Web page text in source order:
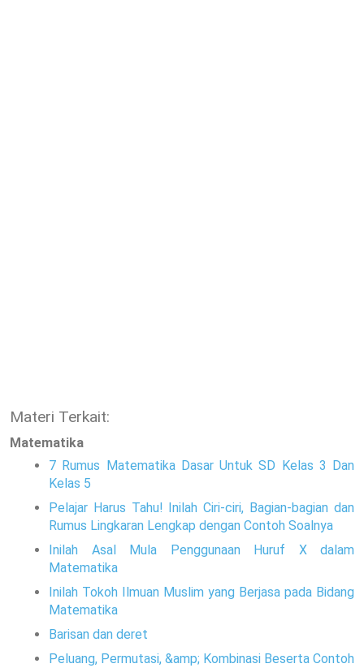
Materi Terkait:
Matematika
7 Rumus Matematika Dasar Untuk SD Kelas 3 Dan
Kelas 5
Pelajar Harus Tahu! Inilah Ciri-ciri, Bagian-bagian dan
Rumus Lingkaran Lengkap dengan Contoh Soalnya
Inilah Asal Mula Penggunaan Huruf X dalam
Matematika
Inilah Tokoh Ilmuan Muslim yang Berjasa pada Bidang
Matematika
Barisan dan deret
Peluang, Permutasi, &amp; Kombinasi Beserta Contoh